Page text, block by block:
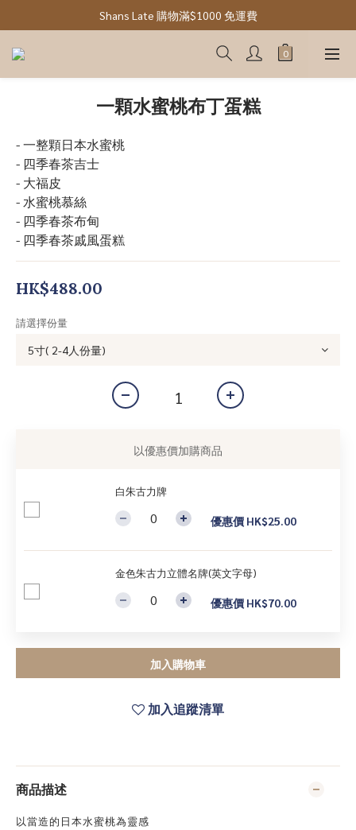
Shans Late 購物滿$1000 免運費
一顆水蜜桃布丁蛋糕
- 一整顆日本水蜜桃
- 四季春茶吉士
- 大福皮
- 水蜜桃慕絲
- 四季春茶布甸
- 四季春茶戚風蛋糕
HK$488.00
請選擇份量
以優惠價加購商品
白朱古力牌
優惠價 HK$25.00
金色朱古力立體名牌(英文字母)
優惠價 HK$70.00
加入購物車
加入追蹤清單
商品描述
以當造的日本水蜜桃為靈感